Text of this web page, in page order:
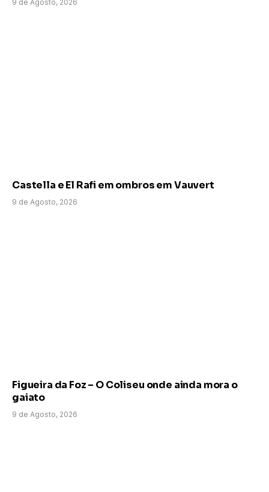
9 de Agosto, 2026
Castella e El Rafi em ombros em Vauvert
9 de Agosto, 2026
Figueira da Foz – O Coliseu onde ainda mora o
gaiato
9 de Agosto, 2026